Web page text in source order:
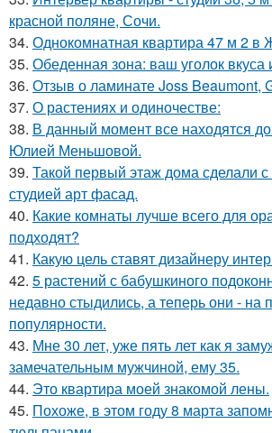
красной поляне, Сочи.
34. Однокомнатная квартира 47 м 2 в
35. Обеденная зона: ваш уголок вкуса
36. Отзыв о ламинате Joss Beaumont,
37. О растениях и одиночестве:
38. В данный момент все находятся
Юлией Меньшовой.
39. Такой первый этаж дома сделали
студией арт фасад.
40. Какие комнаты лучше всего для
подходят?
41. Какую цель ставят дизайнеру
42. 5 растений с бабушкиного
недавно стыдились, а теперь они - на
популярности.
43. Мне 30 лет, уже пять лет как я
замечательным мужчиной, ему 35.
44. Это квартира моей знакомой лены.
45. Похоже, в этом году 8 марта